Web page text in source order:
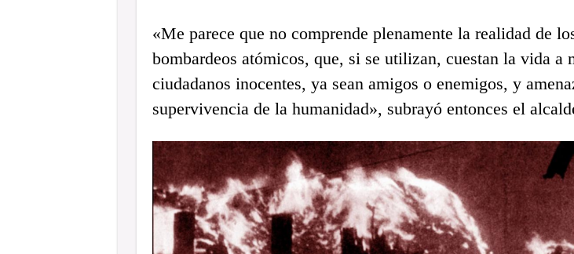
«Me parece que no comprende plenamente la realidad de
bombardeos atómicos, que, si se utilizan, cuestan la vida a
ciudadanos inocentes, ya sean amigos o enemigos, y
supervivencia de la humanidad», subrayó entonces el